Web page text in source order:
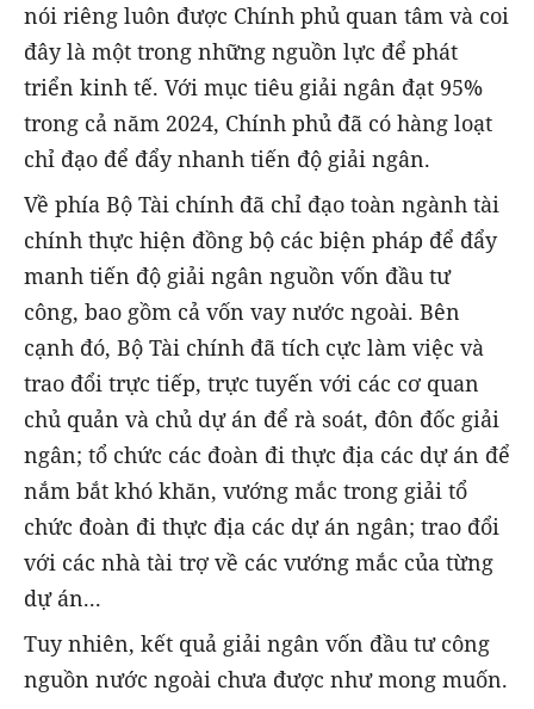
nói riêng luôn được Chính phủ quan tâm và coi
đây là một trong những nguồn lực để phát
triển kinh tế. Với mục tiêu giải ngân đạt 95%
trong cả năm 2024, Chính phủ đã có hàng loạt
chỉ đạo để đẩy nhanh tiến độ giải ngân.
Về phía Bộ Tài chính đã chỉ đạo toàn ngành tài
chính thực hiện đồng bộ các biện pháp để đẩy
manh tiến độ giải ngân nguồn vốn đầu tư
công, bao gồm cả vốn vay nước ngoài. Bên
cạnh đó, Bộ Tài chính đã tích cực làm việc và
trao đổi trực tiếp, trực tuyến với các cơ quan
chủ quản và chủ dự án để rà soát, đôn đốc giải
ngân; tổ chức các đoàn đi thực địa các dự án để
nắm bắt khó khăn, vướng mắc trong giải tổ
chức đoàn đi thực địa các dự án ngân; trao đổi
với các nhà tài trợ về các vướng mắc của từng
dự án...
Tuy nhiên, kết quả giải ngân vốn đầu tư công
nguồn nước ngoài chưa được như mong muốn.